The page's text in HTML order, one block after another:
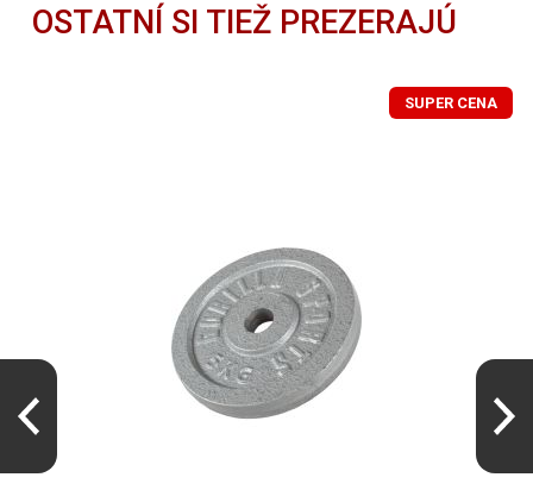
OSTATNÍ SI TIEŽ PREZERAJÚ
SUPER CENA